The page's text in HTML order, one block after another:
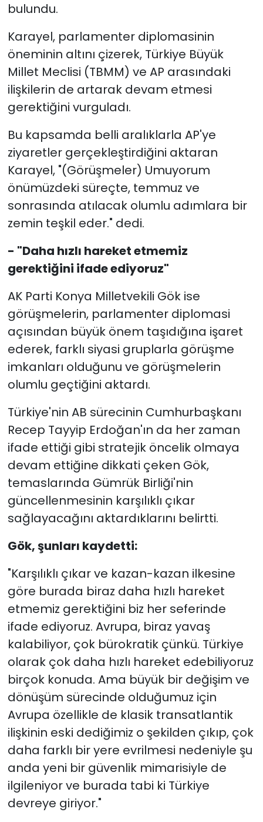
bulundu.
Karayel, parlamenter diplomasinin
öneminin altını çizerek, Türkiye Büyük
Millet Meclisi (TBMM) ve AP arasındaki
ilişkilerin de artarak devam etmesi
gerektiğini vurguladı.
Bu kapsamda belli aralıklarla AP'ye
ziyaretler gerçekleştirdiğini aktaran
Karayel, "(Görüşmeler) Umuyorum
önümüzdeki süreçte, temmuz ve
sonrasında atılacak olumlu adımlara bir
zemin teşkil eder." dedi.
- "Daha hızlı hareket etmemiz
gerektiğini ifade ediyoruz"
AK Parti Konya Milletvekili Gök ise
görüşmelerin, parlamenter diplomasi
açısından büyük önem taşıdığına işaret
ederek, farklı siyasi gruplarla görüşme
imkanları olduğunu ve görüşmelerin
olumlu geçtiğini aktardı.
Türkiye'nin AB sürecinin Cumhurbaşkanı
Recep Tayyip Erdoğan'ın da her zaman
ifade ettiği gibi stratejik öncelik olmaya
devam ettiğine dikkati çeken Gök,
temaslarında Gümrük Birliği'nin
güncellenmesinin karşılıklı çıkar
sağlayacağını aktardıklarını belirtti.
Gök, şunları kaydetti:
"Karşılıklı çıkar ve kazan-kazan ilkesine
göre burada biraz daha hızlı hareket
etmemiz gerektiğini biz her seferinde
ifade ediyoruz. Avrupa, biraz yavaş
kalabiliyor, çok bürokratik çünkü. Türkiye
olarak çok daha hızlı hareket edebiliyoruz
birçok konuda. Ama büyük bir değişim ve
dönüşüm sürecinde olduğumuz için
Avrupa özellikle de klasik transatlantik
ilişkinin eski dediğimiz o şekilden çıkıp, çok
daha farklı bir yere evrilmesi nedeniyle şu
anda yeni bir güvenlik mimarisiyle de
ilgileniyor ve burada tabi ki Türkiye
devreye giriyor."